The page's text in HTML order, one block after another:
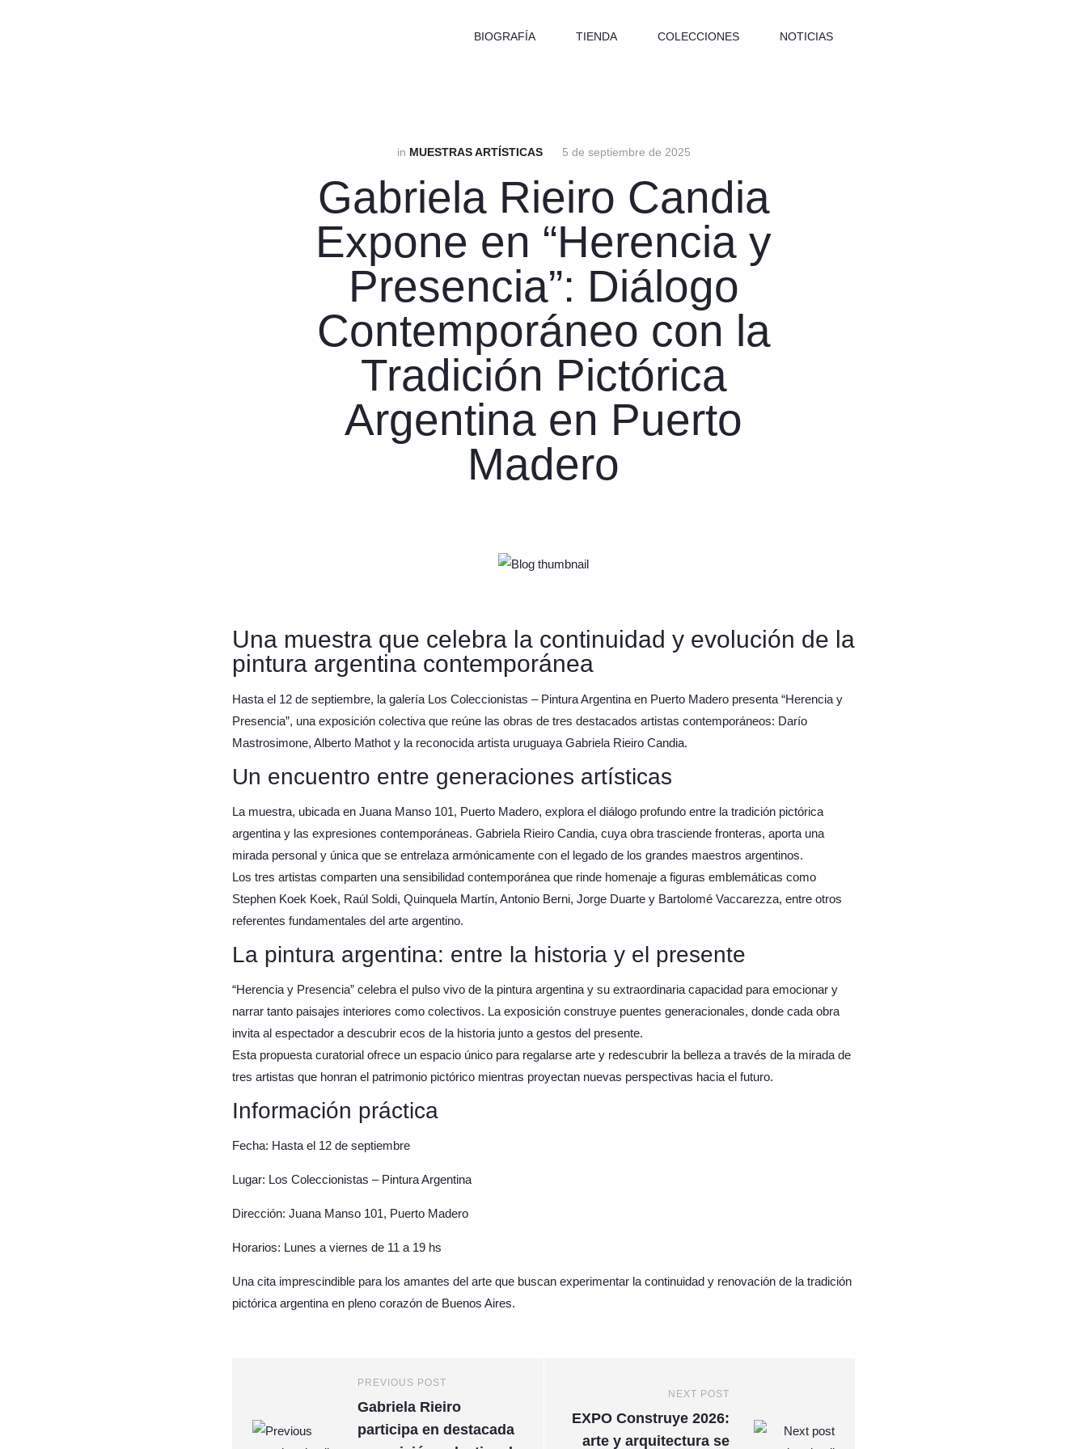
BIOGRAFÍA TIENDA COLECCIONES NOTICIAS
in MUESTRAS ARTÍSTICAS 5 de septiembre de 2025
Gabriela Rieiro Candia
Expone en “Herencia y
Presencia”: Diálogo
Contemporáneo con la
Tradición Pictórica
Argentina en Puerto
Madero
Una muestra que celebra la continuidad y evolución de la
pintura argentina contemporánea
Hasta el 12 de septiembre, la galería Los Coleccionistas – Pintura Argentina en Puerto Madero presenta “Herencia y
Presencia”, una exposición colectiva que reúne las obras de tres destacados artistas contemporáneos: Darío
Mastrosimone, Alberto Mathot y la reconocida artista uruguaya Gabriela Rieiro Candia.
Un encuentro entre generaciones artísticas
La muestra, ubicada en Juana Manso 101, Puerto Madero, explora el diálogo profundo entre la tradición pictórica
argentina y las expresiones contemporáneas. Gabriela Rieiro Candia, cuya obra trasciende fronteras, aporta una
mirada personal y única que se entrelaza armónicamente con el legado de los grandes maestros argentinos.
Los tres artistas comparten una sensibilidad contemporánea que rinde homenaje a figuras emblemáticas como
Stephen Koek Koek, Raúl Soldi, Quinquela Martín, Antonio Berni, Jorge Duarte y Bartolomé Vaccarezza, entre otros
referentes fundamentales del arte argentino.
La pintura argentina: entre la historia y el presente
“Herencia y Presencia” celebra el pulso vivo de la pintura argentina y su extraordinaria capacidad para emocionar y
narrar tanto paisajes interiores como colectivos. La exposición construye puentes generacionales, donde cada obra
invita al espectador a descubrir ecos de la historia junto a gestos del presente.
Esta propuesta curatorial ofrece un espacio único para regalarse arte y redescubrir la belleza a través de la mirada de
tres artistas que honran el patrimonio pictórico mientras proyectan nuevas perspectivas hacia el futuro.
Información práctica
Fecha: Hasta el 12 de septiembre
Lugar: Los Coleccionistas – Pintura Argentina
Dirección: Juana Manso 101, Puerto Madero
Horarios: Lunes a viernes de 11 a 19 hs
Una cita imprescindible para los amantes del arte que buscan experimentar la continuidad y renovación de la tradición
pictórica argentina en pleno corazón de Buenos Aires.
PREVIOUS POST
Gabriela Rieiro
participa en destacada
NEXT POST
EXPO Construye 2026:
arte y arquitectura se